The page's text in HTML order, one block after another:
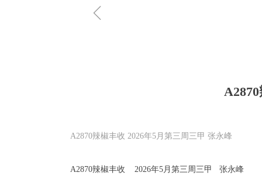
ꁆ
A2870辣椒丰收 2026年5月第三周三甲 张永峰
A2870辣椒丰收 2026年5月第三周三甲 张永峰